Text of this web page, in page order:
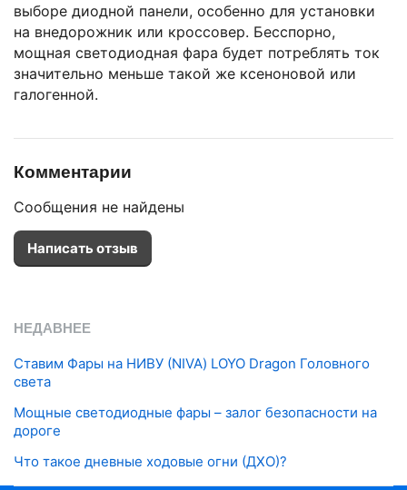
выборе диодной панели, особенно для установки
на внедорожник или кроссовер. Бесспорно,
мощная светодиодная фара будет потреблять ток
значительно меньше такой же ксеноновой или
галогенной.
Комментарии
Сообщения не найдены
Написать отзыв
НЕДАВНЕЕ
Ставим Фары на НИВУ (NIVA) LOYO Dragon Головного
света
Мощные светодиодные фары – залог безопасности на
дороге
Что такое дневные ходовые огни (ДХО)?